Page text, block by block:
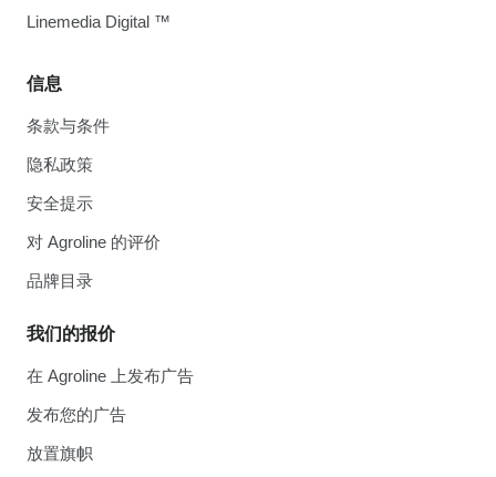
信息
条款与条件
隐私政策
安全提示
对 Agroline 的评价
品牌目录
我们的报价
在 Agroline 上发布广告
发布您的广告
放置旗帜
Linemedia Digital ™